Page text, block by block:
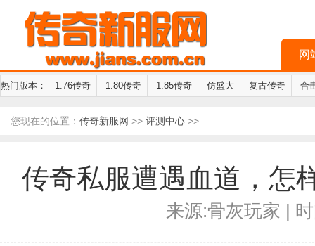
网
热门版本： 1.76传奇 1.80传奇 1.85传奇 仿盛大 复古传奇 合
您现在的位置： 传奇新服网 >> 评测中心 >>
传奇私服遭遇血道，怎
来源:骨灰玩家 |